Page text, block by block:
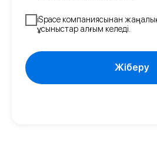
iSpace компаниясынан
ұсыныстар алғым келеді.
Жіберу